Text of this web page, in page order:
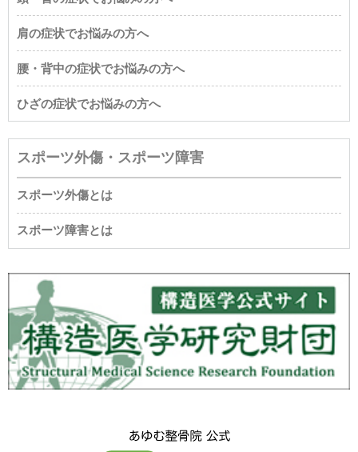
肩の症状でお悩みの方へ
腰・背中の症状でお悩みの方へ
ひざの症状でお悩みの方へ
スポーツ外傷・スポーツ障害
スポーツ外傷とは
スポーツ障害とは